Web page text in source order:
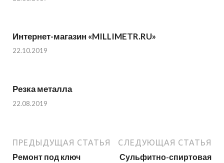
Интернет-магазин «MILLIMETR.RU»
22.10.2019
Резка металла
22.08.2019
ПРЕДЫДУЩАЯ СТАТЬЯ
Ремонт под ключ
СЛЕДУЮЩАЯ СТАТЬЯ
Сульфитно-спиртовая